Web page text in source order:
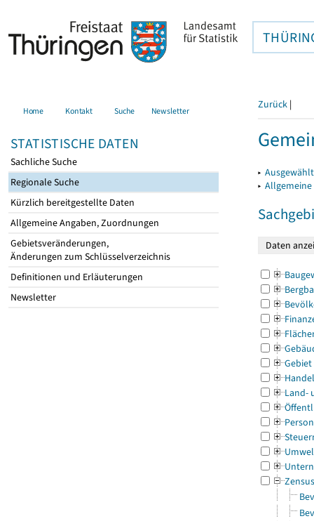
Home Kontakt Suche Newsletter
STATISTISCHE DATEN
Sachliche Suche
Regionale Suche
Kürzlich bereitgestellte Daten
Allgemeine Angaben, Zuordnungen
Gebietsveränderungen,
Änderungen zum Schlüsselverzeichnis
Definitionen und Erläuterungen
Newsletter
Zurück |
▸
▸
Gebiet
Land-
Zensus